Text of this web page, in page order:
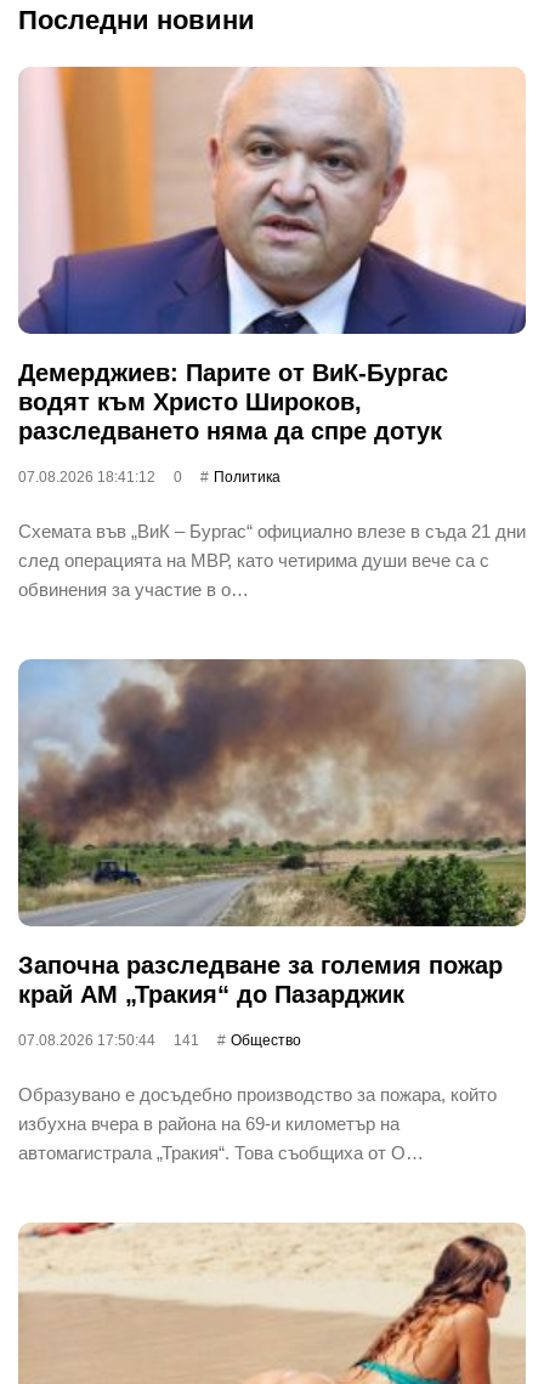
Последни новини
Демерджиев: Парите от ВиК-Бургас
водят към Христо Широков,
разследването няма да спре дотук
07.08.2026 18:41:12 0 Политика
Схемата във „ВиК – Бургас“ официално влезе в съда 21 дни
след операцията на МВР, като четирима души вече са с
обвинения за участие в о…
Започна разследване за големия пожар
край АМ „Тракия“ до Пазарджик
07.08.2026 17:50:44 141 Общество
Образувано е досъдебно производство за пожара, който
избухна вчера в района на 69-и километър на
автомагистрала „Тракия“. Това съобщиха от О…